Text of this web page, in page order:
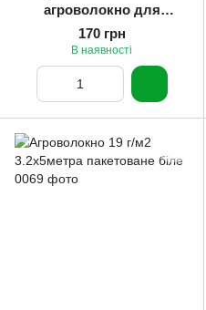
агроволокно для
теплиць
170 грн
В наявності